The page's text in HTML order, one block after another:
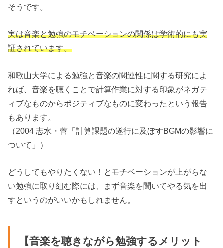
そうです。
実は音楽と勉強のモチベーションの関係は学術的にも実
証されています。
和歌山大学による勉強と音楽の関連性に関する研究によ
れば、音楽を聴くことで計算作業に対する印象がネガテ
ィブなものからポジティブなものに変わったという報告
もあります。
（2004 志水・菅「計算課題の遂行に及ぼすBGMの影響に
ついて」）
どうしてもやりたくない！とモチベーションが上がらな
い勉強に取り組む際には、まず音楽を聞いてやる気を出
すというのがいいかもしれません。
【音楽を聴きながら勉強するメリット